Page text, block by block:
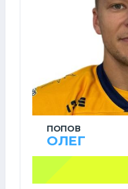
ПОПОВ
ОЛЕГ